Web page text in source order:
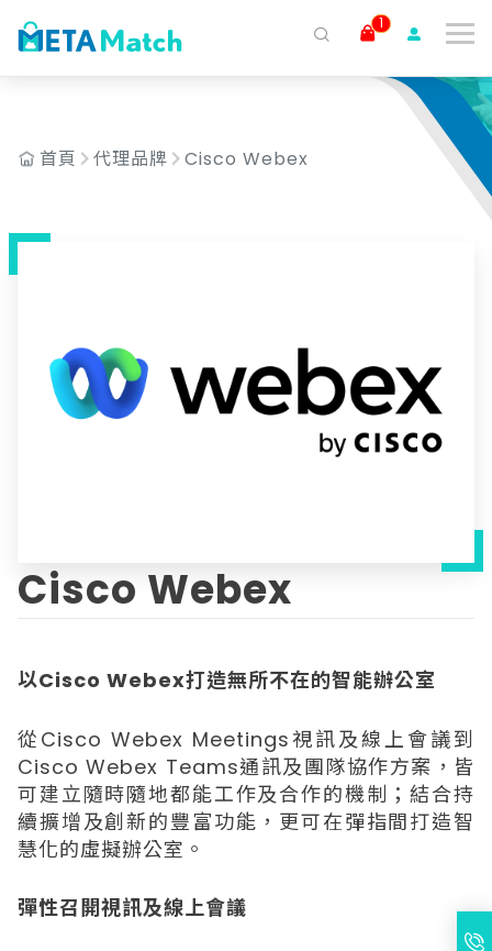
1
首頁 代理品牌 Cisco Webex
Cisco Webex
以Cisco Webex打造無所不在的智能辦公室
從Cisco Webex Meetings視訊及線上會議到
Cisco Webex Teams通訊及團隊協作方案，皆
可建立隨時隨地都能工作及合作的機制；結合持
續擴增及創新的豐富功能，更可在彈指間打造智
慧化的虛擬辦公室。
彈性召開視訊及線上會議